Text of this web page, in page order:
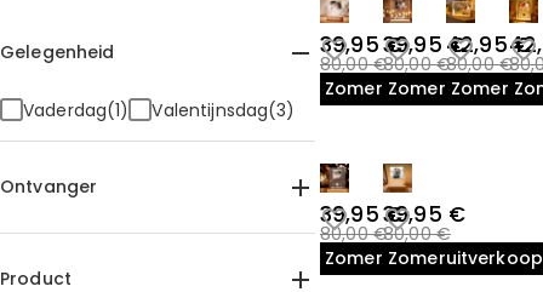
Gelegenheid
Vaderdag(1) Valentijnsdag(3)
Ontvanger
Voor koppels(2)
Product
39,95 €
80,00 €
Zomeruitverkoop
39,95 €
80,00 €
Zomeruitverkoop
42,95 €
80,00 €
39,95 €
80,00 €
Zomeruitverkoop
39,95 €
80,00 €
Zomeruitverkoop